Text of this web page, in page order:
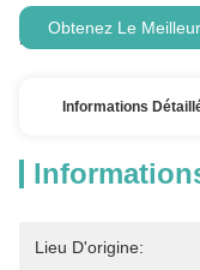
Conditions De
Paiement:
T/
Obtenez Le
Informations
Lieu D'origine: